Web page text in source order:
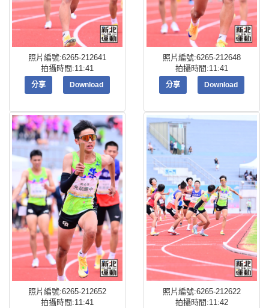
照片編號:6265-212641
拍攝時間:11:41
分享 Download
照片編號:6265-212648
拍攝時間:11:41
分享 Download
照片編號:6265-212652
拍攝時間:11:41
照片編號:6265-212622
拍攝時間:11:42